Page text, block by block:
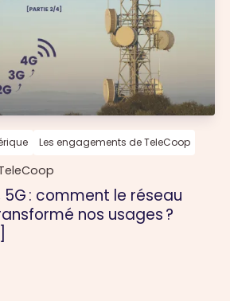
5G : comment le réseau
nos usages ?
Les engagements de TeleCoop